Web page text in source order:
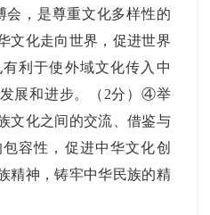
，是尊重文化多样性的
文化走向世界，促进世界
利于使外域文化传入中
展和进步。（2分）④举
文化之间的交流、借鉴与
容性，促进中华文化创
精神，铸牢中华民族的精